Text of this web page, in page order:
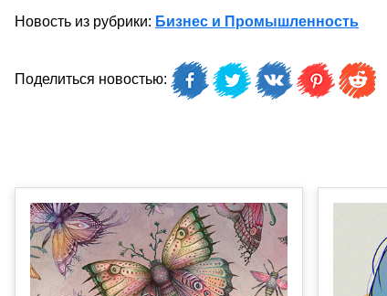
Новость из рубрики: Бизнес и Промышленность
Поделиться новостью: